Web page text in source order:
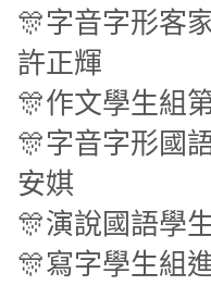
🎊字音字形客
許正輝
🎊作文學生組
🎊字音字形國
安娸
🎊演說國語學
🎊寫字學生組